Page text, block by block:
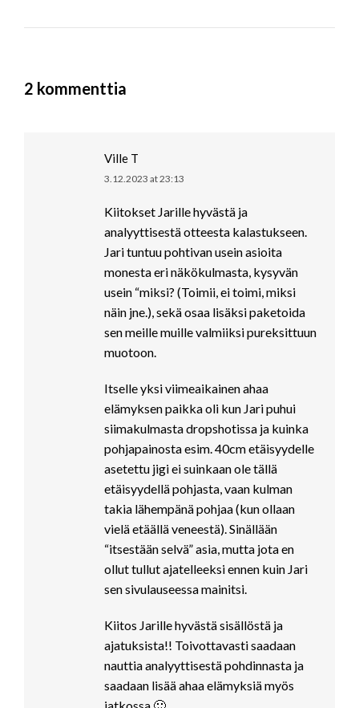
2 kommenttia
Ville T
says:
3.12.2023 at 23:13
Kiitokset Jarille hyvästä ja
analyyttisestä otteesta kalastukseen.
Jari tuntuu pohtivan usein asioita
monesta eri näkökulmasta, kysyvän
usein “miksi? (Toimii, ei toimi, miksi
näin jne.), sekä osaa lisäksi paketoida
sen meille muille valmiiksi pureksittuun
muotoon.
Itselle yksi viimeaikainen ahaa
elämyksen paikka oli kun Jari puhui
siimakulmasta dropshotissa ja kuinka
pohjapainosta esim. 40cm etäisyydelle
asetettu jigi ei suinkaan ole tällä
etäisyydellä pohjasta, vaan kulman
takia lähempänä pohjaa (kun ollaan
vielä etäällä veneestä). Sinällään
“itsestään selvä” asia, mutta jota en
ollut tullut ajatelleeksi ennen kuin Jari
sen sivulauseessa mainitsi.
Kiitos Jarille hyvästä sisällöstä ja
ajatuksista!! Toivottavasti saadaan
nauttia analyyttisestä pohdinnasta ja
saadaan lisää ahaa elämyksiä myös